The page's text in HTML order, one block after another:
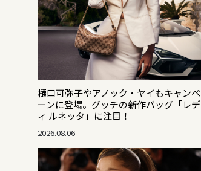
樋口可弥子やアノック・ヤイもキャンペ
ーンに登場。グッチの新作バッグ「レデ
ィ ルネッタ」に注目！
2026.08.06